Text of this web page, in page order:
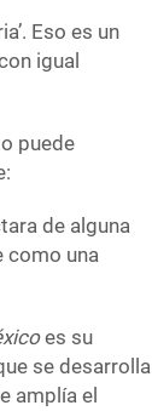
Eso es un
igual
puede
de alguna
como una
es su
se desarrolla
amplía el